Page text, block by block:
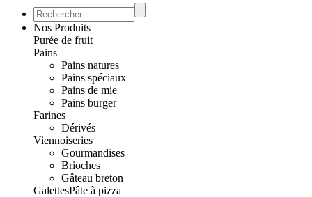
Nos Produits
Purée de fruit
Pains
Pains natures
Pains spéciaux
Pains de mie
Pains burger
Farines
Dérivés
Viennoiseries
Gourmandises
Brioches
Gâteau breton
GalettesPâte à pizza